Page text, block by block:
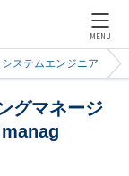
MENU
システムエンジニア
グマネージ